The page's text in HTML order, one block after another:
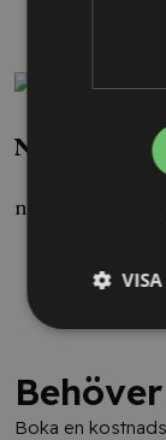
Nils Ivars
Boka en
VISA